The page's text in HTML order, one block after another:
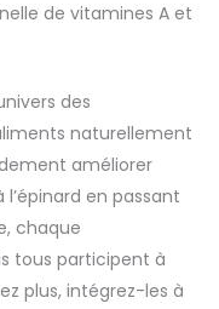
de vitamines A et
des
naturellement
améliorer
en passant
chaque
tous participent à
plus, intégrez-les à